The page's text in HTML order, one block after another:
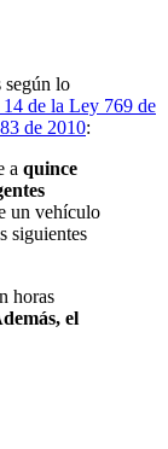
según lo
de la Ley 769 de
de 2010:
a quince
un vehículo
siguientes
horas
el